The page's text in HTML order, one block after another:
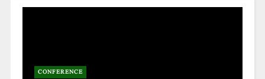
CONFERENCE